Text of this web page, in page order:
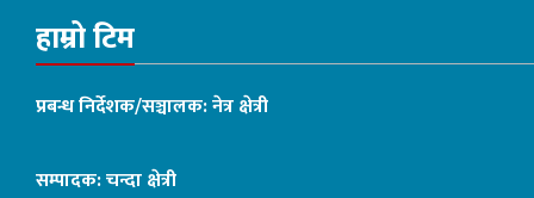
हाम्रो टिम
प्रबन्ध निर्देशक/सञ्चालक: नेत्र क्षेत्री
सम्पादक: चन्दा क्षेत्री